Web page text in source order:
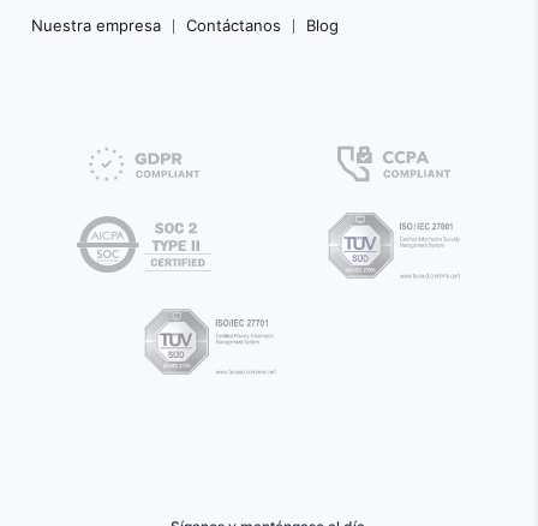
Nuestra empresa Contáctanos Blog